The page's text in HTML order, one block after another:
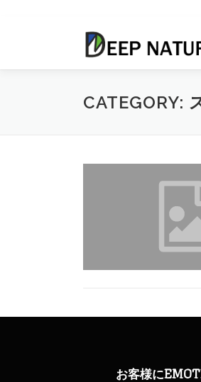
ン
CATEGORY:
お客様に